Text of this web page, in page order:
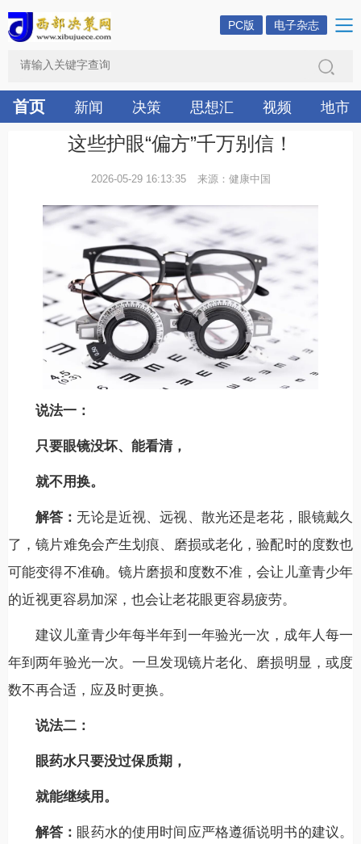
PC版 电子杂志
首页 新闻 决策 思想汇 视频 地市
这些护眼“偏方”千万别信！
2026-05-29 16:13:35 来源：健康中国
说法一：
只要眼镜没坏、能看清，
就不用换。
解答：无论是近视、远视、散光还是老花，眼镜戴久
了，镜片难免会产生划痕、磨损或老化，验配时的度数也
可能变得不准确。镜片磨损和度数不准，会让儿童青少年
的近视更容易加深，也会让老花眼更容易疲劳。
建议儿童青少年每半年到一年验光一次，成年人每一
年到两年验光一次。一旦发现镜片老化、磨损明显，或度
数不再合适，应及时更换。
说法二：
眼药水只要没过保质期，
就能继续用。
解答： 眼药水的使用时间应严格遵循说明书的建议。